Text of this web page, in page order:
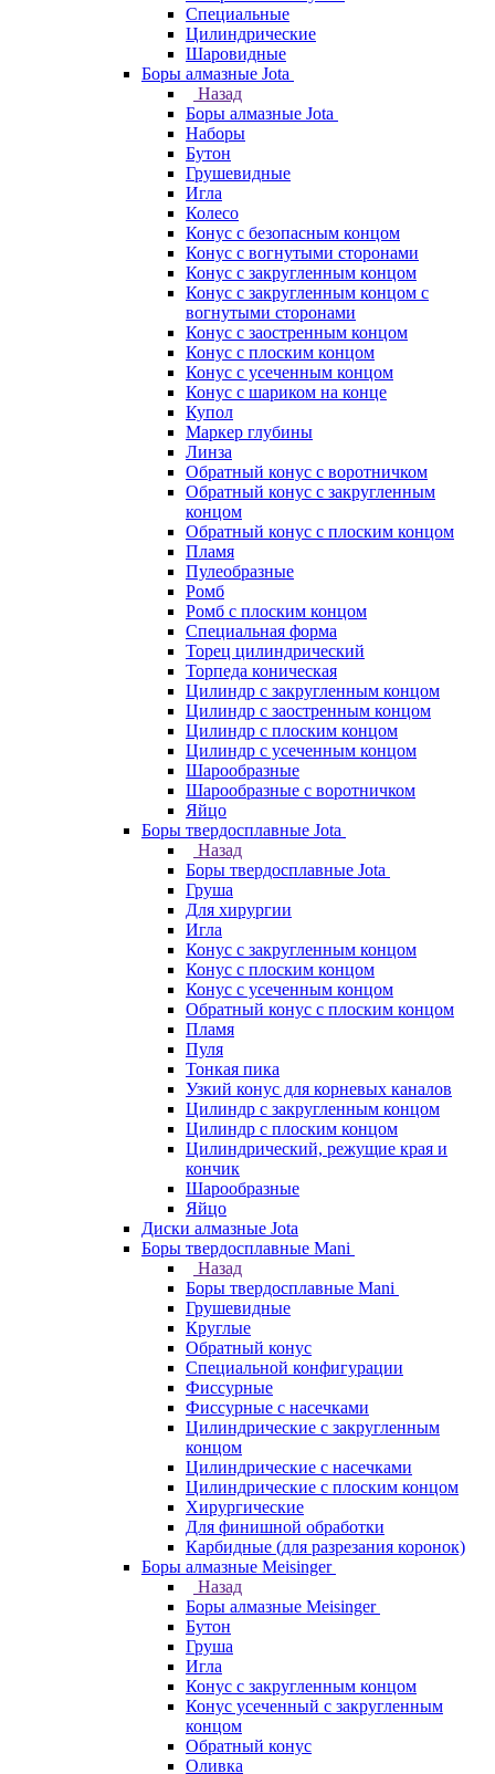
Специальные
Цилиндрические
Шаровидные
Боры алмазные Jota
Назад
Боры алмазные Jota
Наборы
Бутон
Грушевидные
Игла
Колесо
Конус с безопасным концом
Конус с вогнутыми сторонами
Конус с закругленным концом
Конус с закругленным концом с
вогнутыми сторонами
Конус с заостренным концом
Конус с плоским концом
Конус с усеченным концом
Конус с шариком на конце
Купол
Маркер глубины
Линза
Обратный конус с воротничком
Обратный конус с закругленным
концом
Обратный конус с плоским концом
Пламя
Пулеобразные
Ромб
Ромб с плоским концом
Специальная форма
Торец цилиндрический
Торпеда коническая
Цилиндр с закругленным концом
Цилиндр с заостренным концом
Цилиндр с плоским концом
Цилиндр с усеченным концом
Шарообразные
Шарообразные с воротничком
Яйцо
Боры твердосплавные Jota
Назад
Боры твердосплавные Jota
Груша
Для хирургии
Игла
Конус с закругленным концом
Конус с плоским концом
Конус с усеченным концом
Обратный конус с плоским концом
Пламя
Пуля
Тонкая пика
Узкий конус для корневых каналов
Цилиндр с закругленным концом
Цилиндр с плоским концом
Цилиндрический, режущие края и
кончик
Шарообразные
Яйцо
Диски алмазные Jota
Боры твердосплавные Mani
Назад
Боры твердосплавные Mani
Грушевидные
Круглые
Обратный конус
Специальной конфигурации
Фиссурные
Фиссурные с насечками
Цилиндрические с закругленным
концом
Цилиндрические с насечками
Цилиндрические с плоским концом
Хирургические
Для финишной обработки
Карбидные (для разрезания коронок)
Боры алмазные Meisinger
Назад
Боры алмазные Meisinger
Бутон
Груша
Игла
Конус c закругленным концом
Конус усеченный c закругленным
концом
Обратный конус
Оливка